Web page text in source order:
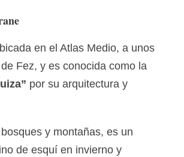
en el Atlas Medio, a unos
Fez, y es conocida como la
por su arquitectura y
y montañas, es un
de esquí en invierno y